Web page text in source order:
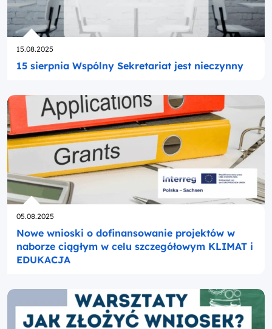
Opublikowano
15.08.2025
15 sierpnia Wspólny Sekretariat jest nieczynny
Opublikowano
05.08.2025
Nowe wnioski o dofinansowanie projektów w
naborze ciągłym w celu szczegółowym KLIMAT i
EDUKACJA